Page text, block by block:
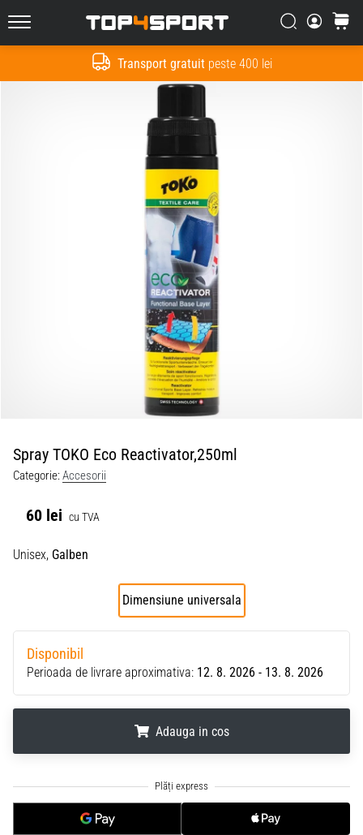
Transport gratuitpeste 400 lei
Top4Sport.ro Căutare
Cos
Spray TOKO Eco Reactivator,250ml
Categorie:Accesorii
60 lei cu TVA
Unisex, Galben
Dimensiune universala
Disponibil
Perioada de livrare aproximativa: 12. 8. 2026 - 13. 8. 2026
Adauga in cos